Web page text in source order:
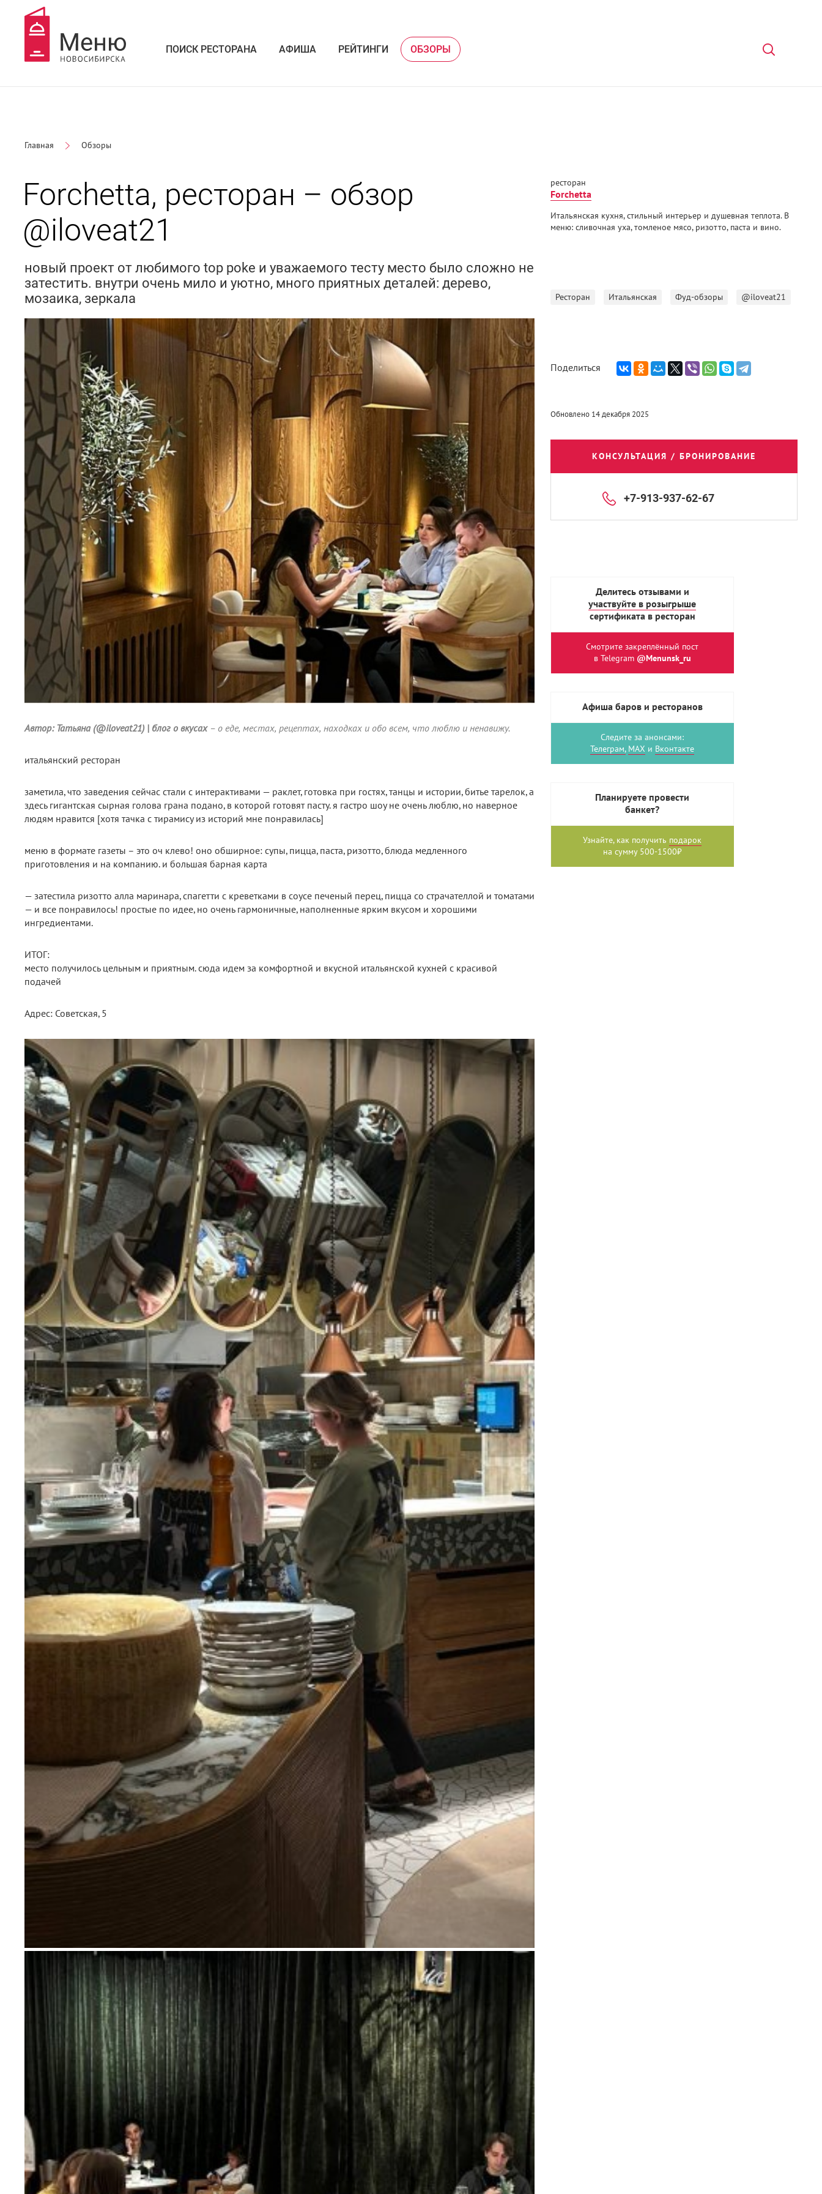
ПОИСК РЕСТОРАНА АФИША РЕЙТИНГИ ОБЗОРЫ
Главная Обзоры
Forchetta, ресторан – обзор
@iloveat21
новый проект от любимого top poke и уважаемого тесту место было сложно не
затестить. внутри очень мило и уютно, много приятных деталей: дерево,
мозаика, зеркала
Автор: Татьяна (@iloveat21) | блог о вкусах – о еде, местах, рецептах, находках и обо всем, что люблю и ненавижу.
итальянский ресторан
заметила, что заведения сейчас стали с интерактивами — раклет, готовка при гостях, танцы и истории, битье тарелок, а
здесь гигантская сырная голова грана подано, в которой готовят пасту. я гастро шоу не очень люблю, но наверное
людям нравится [хотя тачка с тирамису из историй мне понравилась]
меню в формате газеты – это оч клево! оно обширное: супы, пицца, паста, ризотто, блюда медленного
приготовления и на компанию. и большая барная карта
— затестила ризотто алла маринара, спагетти с креветками в соусе печеный перец, пицца со страчателлой и томатами
— и все понравилось! простые по идее, но очень гармоничные, наполненные ярким вкусом и хорошими
ингредиентами.
ИТОГ:
место получилось цельным и приятным. сюда идем за комфортной и вкусной итальянской кухней с красивой
подачей
Адрес: Советская, 5
ресторан
Forchetta
Итальянская кухня, стильный интерьер и душевная теплота. В
меню: сливочная уха, томленое мясо, ризотто, паста и вино.
Ресторан Итальянская Фуд-обзоры @iloveat21
Поделиться
Обновлено 14 декабря 2025
КОНСУЛЬТАЦИЯ / БРОНИРОВАНИЕ
+7-913-937-62-67
Делитесь отзывами и
участвуйте в розыгрыше
сертификата в ресторан
Смотрите закреплённый пост
в Telegram @Menunsk_ru
Афиша баров и ресторанов
Следите за анонсами:
Телеграм, MAX и Вконтакте
Планируете провести
банкет?
Узнайте, как получить подарок
на сумму 500-1500₽